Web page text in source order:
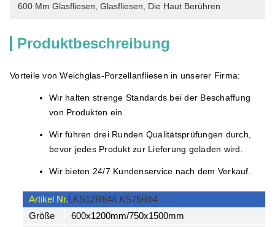
600 Mm Glasfliesen Glasfliesen Die Haut Berühren
Produktbeschreibung
Vorteile von Weichglas-Porzellanfliesen in unserer Firma:
Wir halten strenge Standards bei der Beschaffung
von Produkten ein.
Wir führen drei Runden Qualitätsprüfungen durch,
bevor jedes Produkt zur Lieferung geladen wird.
Wir bieten 24/7 Kundenservice nach dem Verkauf.
Artikel Nr. LKS12R64/LKS75R64
Größe
600x1200mm/750x1500mm